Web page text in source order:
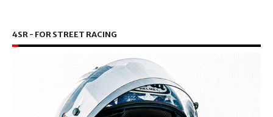
4SR - FOR STREET RACING